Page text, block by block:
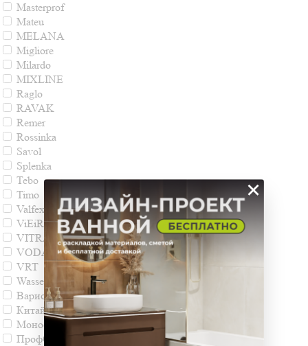
Masterprof
Mateu
MELANA
Migliore
Milardo
MIXLINE
Raglo
RAVAK
Remer
Rossinka
Savol
Splenka
Tebo
Timo
Valfex
ViEiR
VITRA
VODA
VRT
WasserKRAFT
Варион
Китай
Монофлекс-Stot
ПрофСан
×